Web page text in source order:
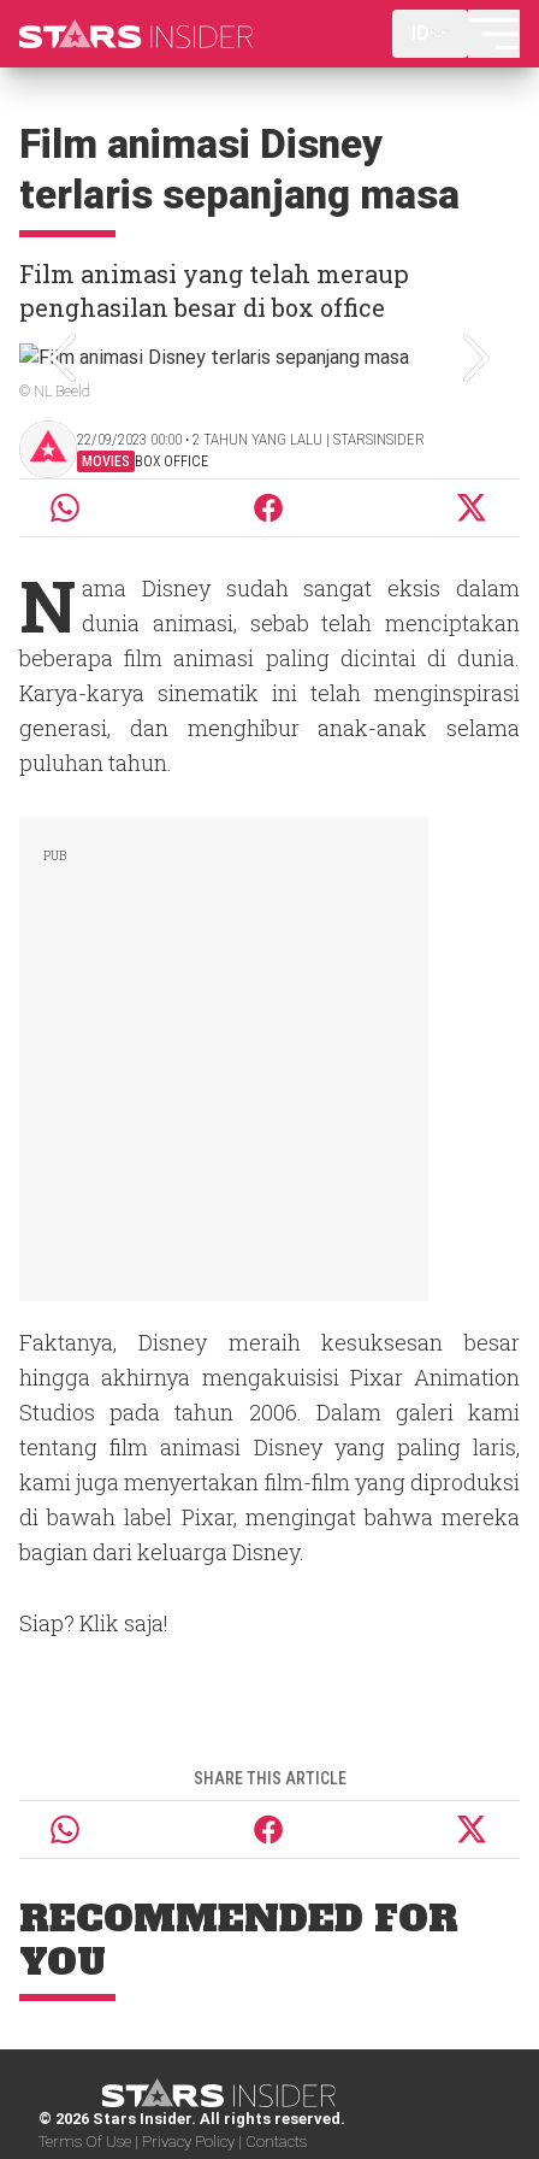
Film animasi Disney
terlaris sepanjang masa
Film animasi yang telah meraup
penghasilan besar di box office
© NL Beeld
22/09/2023 00:00 ‧ 2 TAHUN YANG LALU | STARSINSIDER
MOVIES BOX OFFICE
N ama Disney sudah sangat eksis dalam
dunia animasi, sebab telah menciptakan
beberapa film animasi paling dicintai di dunia.
Karya-karya sinematik ini telah menginspirasi
generasi, dan menghibur anak-anak selama
puluhan tahun.
Faktanya, Disney meraih kesuksesan besar
hingga akhirnya mengakuisisi Pixar Animation
Studios pada tahun 2006. Dalam galeri kami
tentang film animasi Disney yang paling laris,
kami juga menyertakan film-film yang diproduksi
di bawah label Pixar, mengingat bahwa mereka
bagian dari keluarga Disney.
Siap? Klik saja!
SHARE THIS ARTICLE
RECOMMENDED FOR
YOU
© 2026 Stars Insider. All rights reserved.
Terms Of Use | Privacy Policy | Contacts